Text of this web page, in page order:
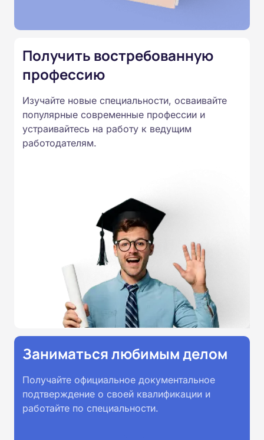
специальностям, утвержденным
соответствии с Федеральными
государственными
профессионального образования.
Удостоверения и дипломы о
прохождении обучения
Получить востребованную
профессию
Изучайте новые специальности, осваивайте
популярные современные профессии и
устраивайтесь на работу к ведущим
работодателям.
Заниматься любимым делом
Получайте официальное документальное
подтверждение о своей квалификации и
работайте по специальности.